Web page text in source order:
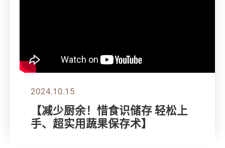
2024.10.15
【减少厨余！惜食识储存 轻松上
手、超实用蔬果保存术】